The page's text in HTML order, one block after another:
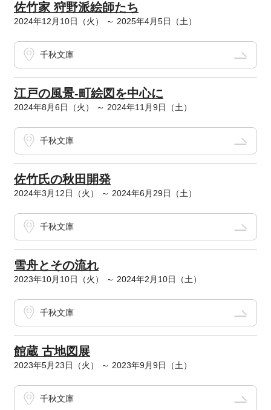
佐竹家 狩野派絵師たち
2024年12月10日（火） ～ 2025年4月5日（土）
千秋文庫
江戸の風景-町絵図を中心に
2024年8月6日（火） ～ 2024年11月9日（土）
千秋文庫
佐竹氏の秋田開発
2024年3月12日（火） ～ 2024年6月29日（土）
千秋文庫
雪舟とその流れ
2023年10月10日（火） ～ 2024年2月10日（土）
千秋文庫
館蔵 古地図展
2023年5月23日（火） ～ 2023年9月9日（土）
千秋文庫